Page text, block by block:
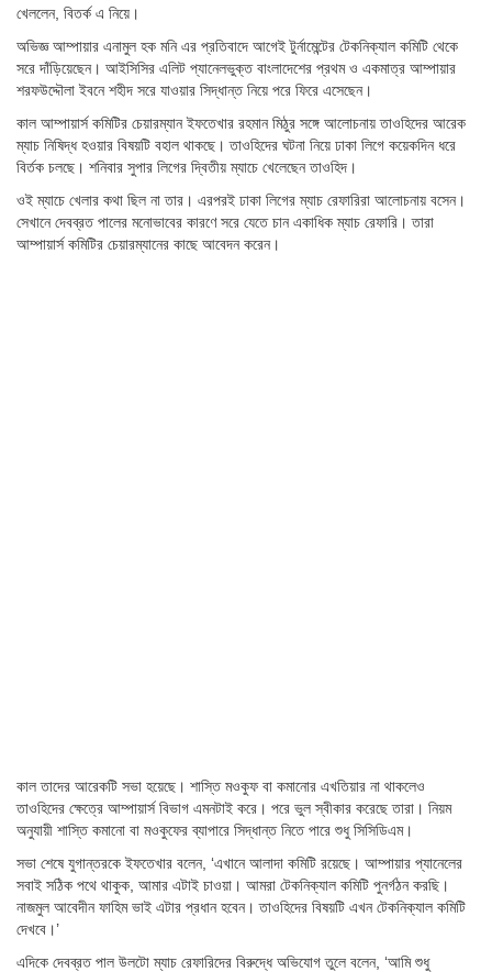
খেললেন, বিতর্ক এ নিয়ে।
অভিজ্ঞ আম্পায়ার এনামুল হক মনি এর প্রতিবাদে আগেই টুর্নামেন্টের টেকনিক্যাল কমিটি থেকে
সরে দাঁড়িয়েছেন। আইসিসির এলিট প্যানেলভুক্ত বাংলাদেশের প্রথম ও একমাত্র আম্পায়ার
শরফউদ্দৌলা ইবনে শহীদ সরে যাওয়ার সিদ্ধান্ত নিয়ে পরে ফিরে এসেছেন।
কাল আম্পায়ার্স কমিটির চেয়ারম্যান ইফতেখার রহমান মিঠুর সঙ্গে আলোচনায় তাওহিদের আরেক
ম্যাচ নিষিদ্ধ হওয়ার বিষয়টি বহাল থাকছে। তাওহিদের ঘটনা নিয়ে ঢাকা লিগে কয়েকদিন ধরে
বির্তক চলছে। শনিবার সুপার লিগের দ্বিতীয় ম্যাচে খেলেছেন তাওহিদ।
ওই ম্যাচে খেলার কথা ছিল না তার। এরপরই ঢাকা লিগের ম্যাচ রেফারিরা আলোচনায় বসেন।
সেখানে দেবব্রত পালের মনোভাবের কারণে সরে যেতে চান একাধিক ম্যাচ রেফারি। তারা
আম্পায়ার্স কমিটির চেয়ারম্যানের কাছে আবেদন করেন।
কাল তাদের আরেকটি সভা হয়েছে। শাস্তি মওকুফ বা কমানোর এখতিয়ার না থাকলেও
তাওহিদের ক্ষেত্রে আম্পায়ার্স বিভাগ এমনটাই করে। পরে ভুল স্বীকার করেছে তারা। নিয়ম
অনুযায়ী শাস্তি কমানো বা মওকুফের ব্যাপারে সিদ্ধান্ত নিতে পারে শুধু সিসিডিএম।
সভা শেষে যুগান্তরকে ইফতেখার বলেন, ‘এখানে আলাদা কমিটি রয়েছে। আম্পায়ার প্যানেলের
সবাই সঠিক পথে থাকুক, আমার এটাই চাওয়া। আমরা টেকনিক্যাল কমিটি পুনর্গঠন করছি।
নাজমুল আবেদীন ফাহিম ভাই এটার প্রধান হবেন। তাওহিদের বিষয়টি এখন টেকনিক্যাল কমিটি
দেখবে।’
এদিকে দেবব্রত পাল উলটো ম্যাচ রেফারিদের বিরুদ্ধে অভিযোগ তুলে বলেন, ‘আমি শুধু